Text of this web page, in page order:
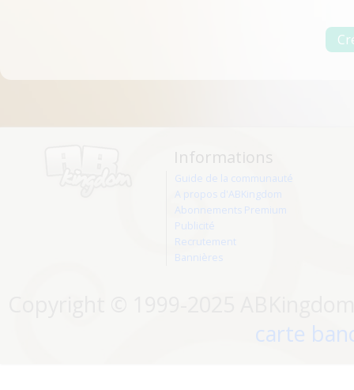
Informations
Guide de la communauté
A propos d'ABKingdom
Abonnements Premium
Publicité
Recrutement
Bannières
carte